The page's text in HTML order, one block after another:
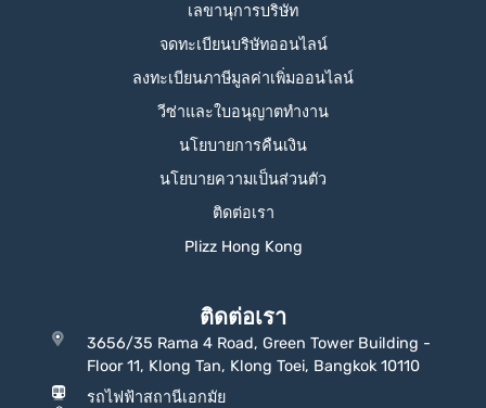
เลขานุการบริษัท
จดทะเบียนบริษัทออนไลน์
ลงทะเบียนภาษีมูลค่าเพิ่มออนไลน์
วีซ่าและใบอนุญาตทำงาน
นโยบายการคืนเงิน
นโยบายความเป็นส่วนตัว
ติดต่อเรา
Plizz Hong Kong
ติดต่อเรา
3656/35 Rama 4 Road, Green Tower Building -
Floor 11, Klong Tan, Klong Toei, Bangkok 10110
รถไฟฟ้าสถานีเอกมัย